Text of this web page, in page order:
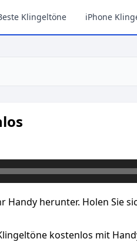
Klingeltöne iPhone
Handy herunter. Holen Sie
kostenlos mit